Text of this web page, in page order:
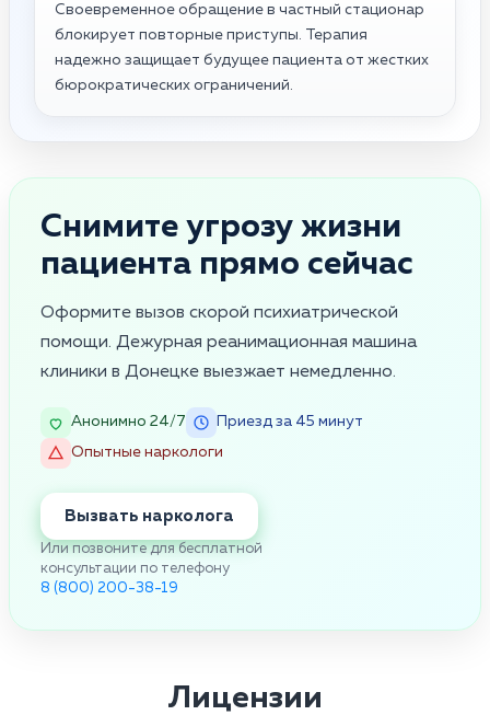
Своевременное обращение в частный стационар
блокирует повторные приступы. Терапия
надежно защищает будущее пациента от жестких
бюрократических ограничений.
Снимите угрозу жизни
пациента прямо сейчас
Оформите вызов скорой психиатрической
помощи. Дежурная реанимационная машина
клиники в Донецке выезжает немедленно.
Анонимно 24/7
Приезд за 45 минут
Опытные наркологи
Вызвать нарколога
Или позвоните для бесплатной
консультации по телефону
8 (800) 200-38-19
Лицензии